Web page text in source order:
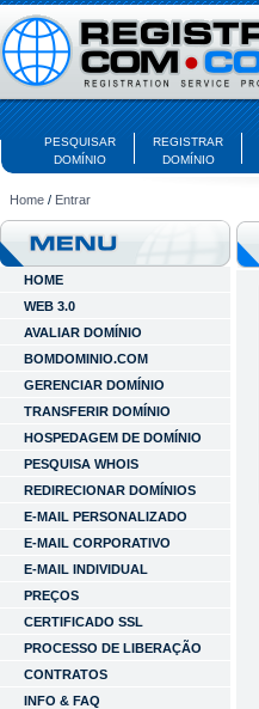
PESQUISAR
DOMÍNIO
REGISTRAR
DOMÍNIO
Home / Entrar
HOME
WEB 3.0
AVALIAR DOMÍNIO
BOMDOMINIO.COM
GERENCIAR DOMÍNIO
TRANSFERIR DOMÍNIO
HOSPEDAGEM DE DOMÍNIO
PESQUISA WHOIS
REDIRECIONAR DOMÍNIOS
E-MAIL PERSONALIZADO
E-MAIL CORPORATIVO
E-MAIL INDIVIDUAL
PREÇOS
CERTIFICADO SSL
PROCESSO DE LIBERAÇÃO
CONTRATOS
INFO & FAQ